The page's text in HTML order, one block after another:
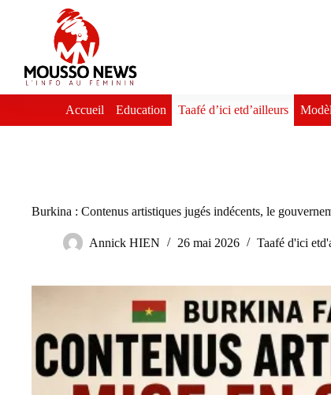
Accueil Education Taafé d’ici etd’ailleurs
Burkina : Contenus artistiques jugés indécents, le
Annick HIEN 26 mai 2026 Taafé d'ici